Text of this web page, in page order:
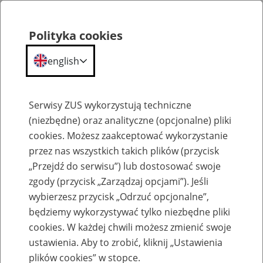
Szkolenia
Zaproś ZUS do siebie: Aktywni 50+
Polityka cookies
english
Serwisy ZUS wykorzystują techniczne
(niezbędne) oraz analityczne (opcjonalne) pliki
cookies. Możesz zaakceptować wykorzystanie
przez nas wszystkich takich plików (przycisk
„Przejdź do serwisu”) lub dostosować swoje
zgody (przycisk „Zarządzaj opcjami”). Jeśli
wybierzesz przycisk „Odrzuć opcjonalne”,
będziemy wykorzystywać tylko niezbędne pliki
cookies. W każdej chwili możesz zmienić swoje
ustawienia. Aby to zrobić, kliknij „Ustawienia
plików cookies” w stopce.